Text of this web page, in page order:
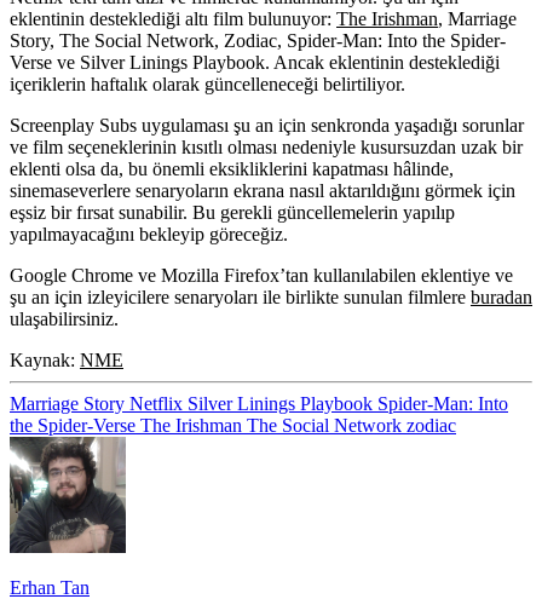
eklentinin desteklediği altı film bulunuyor: The Irishman, Marriage
Story, The Social Network, Zodiac, Spider-Man: Into the Spider-
Verse ve Silver Linings Playbook. Ancak eklentinin desteklediği
içeriklerin haftalık olarak güncelleneceği belirtiliyor.
Screenplay Subs uygulaması şu an için senkronda yaşadığı sorunlar
ve film seçeneklerinin kısıtlı olması nedeniyle kusursuzdan uzak bir
eklenti olsa da, bu önemli eksikliklerini kapatması hâlinde,
sinemaseverlere senaryoların ekrana nasıl aktarıldığını görmek için
eşsiz bir fırsat sunabilir. Bu gerekli güncellemelerin yapılıp
yapılmayacağını bekleyip göreceğiz.
Google Chrome ve Mozilla Firefox’tan kullanılabilen eklentiye ve
şu an için izleyicilere senaryoları ile birlikte sunulan filmlere buradan
ulaşabilirsiniz.
Kaynak: NME
Marriage Story Netflix Silver Linings Playbook Spider-Man: Into
the Spider-Verse The Irishman The Social Network zodiac
Erhan Tan